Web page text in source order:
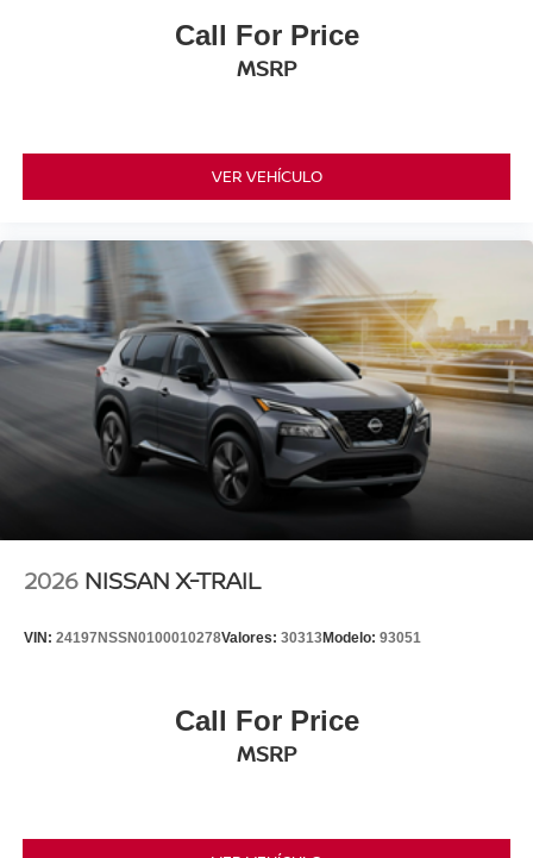
Call For Price
MSRP
VER VEHÍCULO
2026 NISSAN X-TRAIL
VIN: 24197NSSN0100010278Valores: 30313Modelo: 93051
Call For Price
MSRP